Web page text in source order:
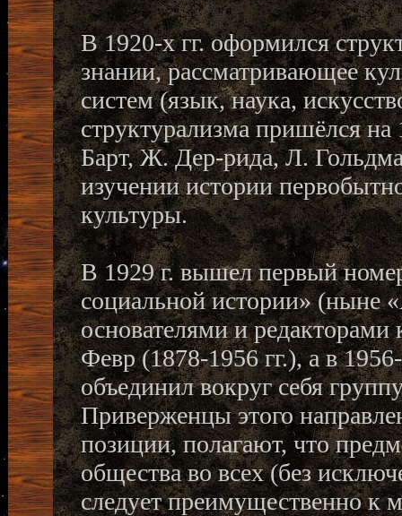
В 1920-х гг. оформился
знании, рассматривающее
систем (язык, наука,
структурализма пришёлся
Барт, Ж. Дер-рида, Л.
изучении истории
культуры.
В 1929 г. вышел первый
социальной истории» (ныне
основателями и
Февр (1878-1956 гг.), а в
объединил вокруг себя
Приверженцы этого
позиции, полагают, что
общества во всех (без
следует преимущественно к